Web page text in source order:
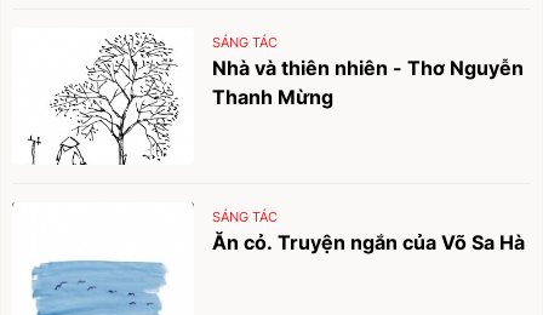
SÁNG TÁC
Nhà và thiên nhiên - Thơ Nguyễn
Thanh Mừng
SÁNG TÁC
Ăn cỏ. Truyện ngắn của Võ Sa Hà